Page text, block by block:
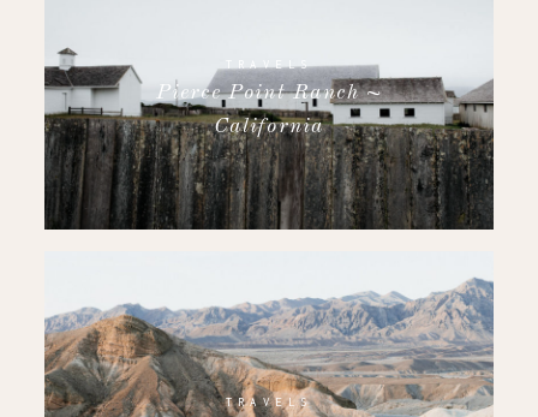
TRAVELS
Pierce Point Ranch ~
California
TRAVELS